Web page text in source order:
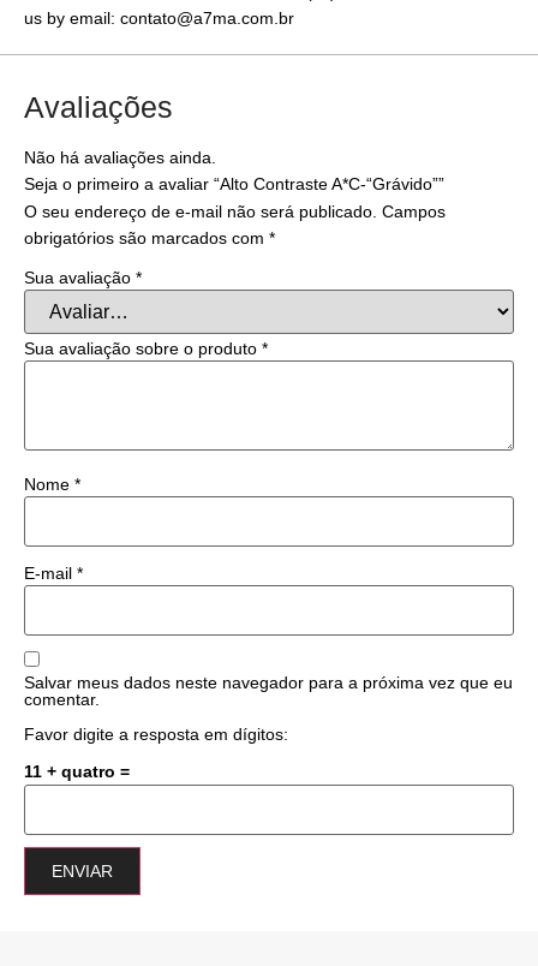
us by email: contato@a7ma.com.br
Avaliações
Não há avaliações ainda.
Seja o primeiro a avaliar “Alto Contraste A*C-“Grávido””
O seu endereço de e-mail não será publicado. Campos
obrigatórios são marcados com *
Sua avaliação *
Sua avaliação sobre o produto *
Nome *
E-mail *
Salvar meus dados neste navegador para a próxima vez que eu
comentar.
Favor digite a resposta em dígitos:
11 + quatro =